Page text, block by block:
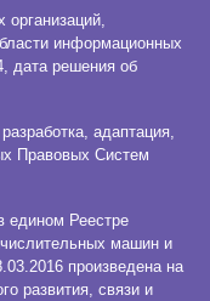
информационных
дата решения об
разработка, адаптация,
Правовых Систем
едином Реестре
машин и
произведена на
развития, связи и